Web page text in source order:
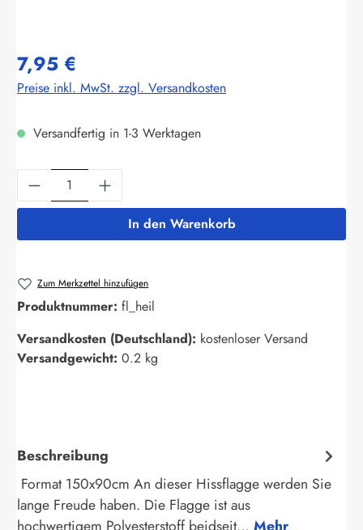
7,95 €
Preise inkl. MwSt. zzgl. Versandkosten
Versandfertig in 1-3 Werktagen
Produkt Anzahl: Gib den gewünschten
In den Warenkorb
Zum Merkzettel hinzufügen
Produktnummer: fl_heil
Versandkosten (Deutschland): kostenloser Versand
Versandgewicht: 0.2 kg
Beschreibung
Format 150x90cm An dieser Hissflagge werden Sie
lange Freude haben. Die Flagge ist aus